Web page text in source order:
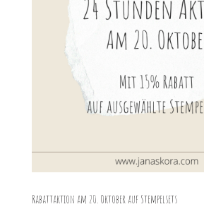
Rabattaktion am 20. Oktober auf Stempelsets